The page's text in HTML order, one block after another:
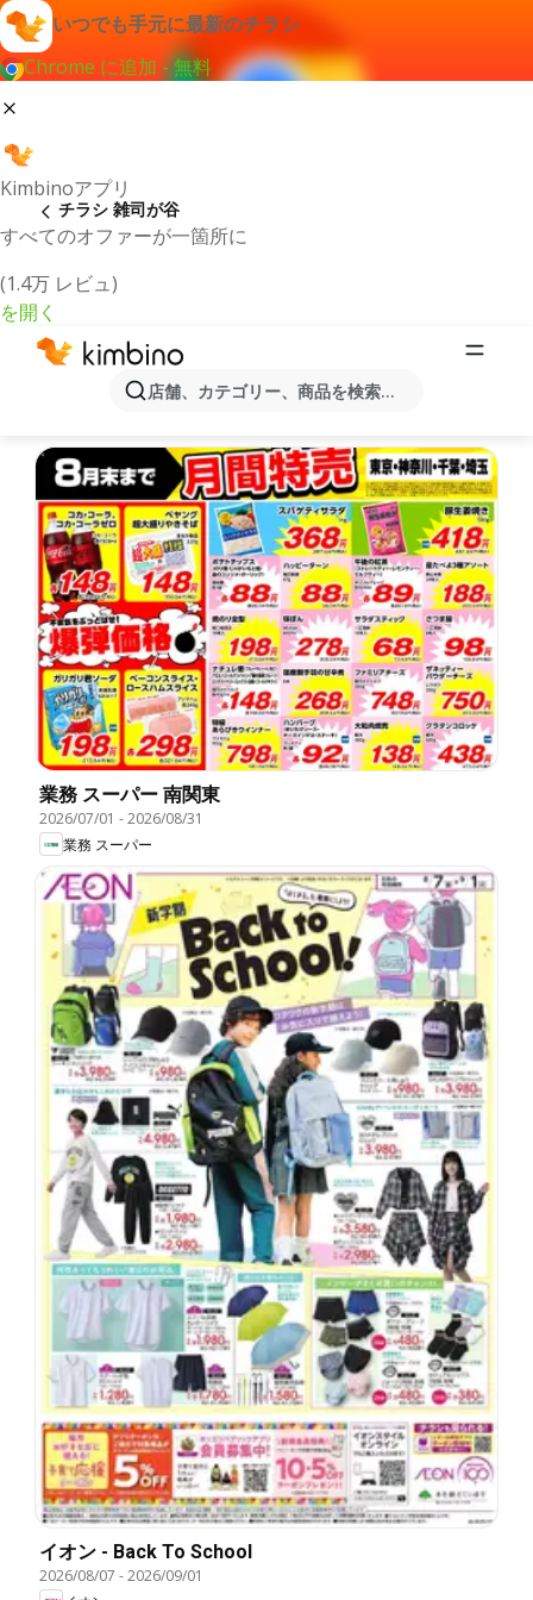
いつでも手元に最新のチラシ
Chrome に追加 - 無料
Kimbinoアプリ
すべてのオファーが一箇所に
(1.4万 レビュ)
を開く
店舗、カテゴリー、商品を検索...
チラシ 雑司が谷
最新のチラシとオファー雑司が谷
業務 スーパー 南関東
2026/07/01 -2026/08/31
業務 スーパー
イオン - Back To School
2026/08/07 -2026/09/01